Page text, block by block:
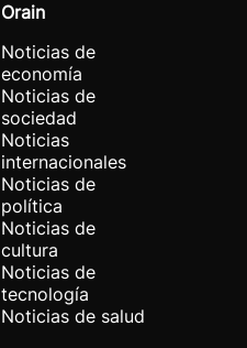
Orain
Noticias de
economía
Noticias de
sociedad
Noticias
internacionales
Noticias de
política
Noticias de
cultura
Noticias de
tecnología
Noticias de salud